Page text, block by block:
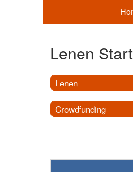
Lenen
Lenen
Crowdfunding